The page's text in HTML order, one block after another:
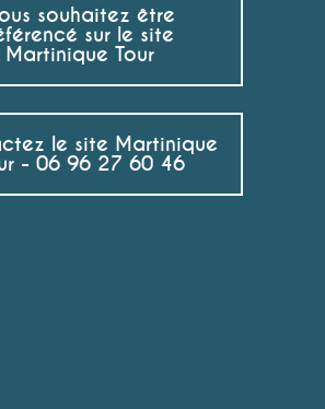
souhaitez être
sur le site
Martinique Tour
le site Martinique
- 06 96 27 60 46